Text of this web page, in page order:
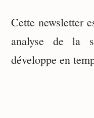
Cette newsletter
analyse de la
développe en